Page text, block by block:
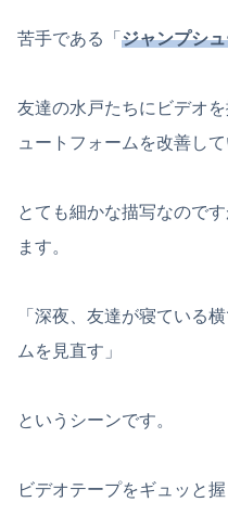
苦手である「 ジャンプシ
友達の水戸たちにビデオ
ュートフォームを改善して
とても細かな描写なので
ます。
「深夜、友達が寝ている
ムを見直す」
というシーンです。
ビデオテープをギュッと